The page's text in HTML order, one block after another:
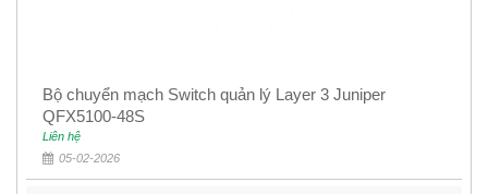
Bộ chuyển mạch Switch quản lý Layer 3 Juniper
QFX5100-48S
Liên hệ
05-02-2026